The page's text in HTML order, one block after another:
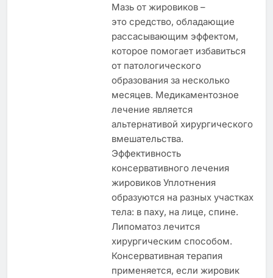
Мазь от жировиков –
это средство, обладающие
рассасывающим эффектом,
которое помогает избавиться
от патологического
образования за несколько
месяцев. Медикаментозное
лечение является
альтернативой хирургического
вмешательства.
Эффективность
консервативного лечения
жировиков Уплотнения
образуются на разных участках
тела: в паху, на лице, спине.
Липоматоз лечится
хирургическим способом.
Консервативная терапия
применяется, если жировик